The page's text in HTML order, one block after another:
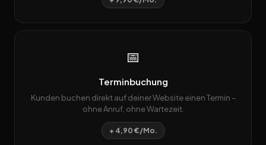
📅
Terminbuchung
Kunden buchen direkt auf deiner Website einen Termin –
ohne Anruf, ohne Wartezeit.
+ 4,90 €/Mo.